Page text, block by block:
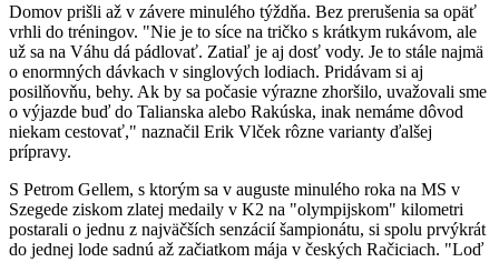
Domov prišli až v závere minulého týždňa. Bez prerušenia sa opäť
vrhli do tréningov. "Nie je to síce na tričko s krátkym rukávom, ale
už sa na Váhu dá pádlovať. Zatiaľ je aj dosť vody. Je to stále najmä
o enormných dávkach v singlových lodiach. Pridávam si aj
posilňovňu, behy. Ak by sa počasie výrazne zhoršilo, uvažovali sme
o výjazde buď do Talianska alebo Rakúska, inak nemáme dôvod
niekam cestovať," naznačil Erik Vlček rôzne varianty ďalšej
prípravy.
S Petrom Gellem, s ktorým sa v auguste minulého roka na MS v
Szegede ziskom zlatej medaily v K2 na "olympijskom" kilometri
postarali o jednu z najväčších senzácií šampionátu, si spolu prvýkrát
do jednej lode sadnú až začiatkom mája v českých Račiciach. "Loď